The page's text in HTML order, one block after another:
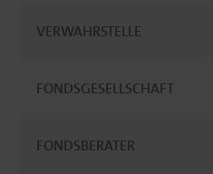
VERWAHRSTELLE
FONDSGESELLSCHAFT
FONDSBERATER